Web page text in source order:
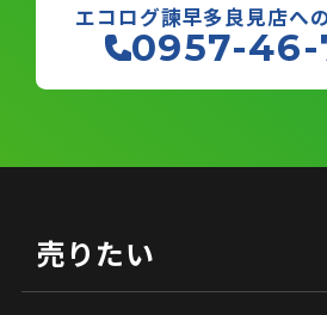
エコログ諫早多良見店へ
0957-46-
売りたい